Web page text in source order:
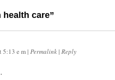
care”
5:13 e m | Permalink | Reply